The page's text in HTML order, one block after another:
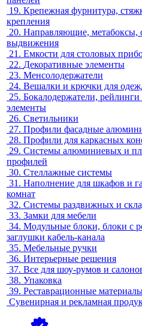
19. Крепежная фурнитура,
крепления
20. Направляющие, метабоксы,
выдвижения
21. Емкости для столовых
22. Декоративные элементы
23. Менсолодержатели
24. Вешалки и крючки для
25. Бокалодержатели,
элементы
26. Светильники
27. Профили фасадные
28. Профили для каркасных
29. Системы алюминиевых и
профилей
30. Стеллажные системы
31. Наполнение для шкафов и
комнат
32. Системы раздвижных и
33. Замки для мебели
34. Модульные блоки, блоки с
заглушки кабель-канала
35. Мебельные ручки
36. Интерьерные решения
37. Все для шоу-румов и
38. Упаковка
39. Реставрационные
Сувенирная и рекламная